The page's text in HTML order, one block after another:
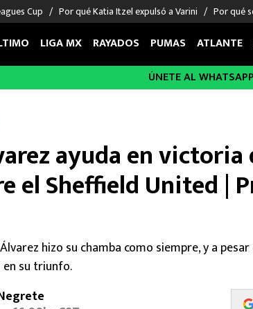
Cup Por qué Katia Itzel expulsó a Varini Por qué
MEXICANOS EN EL EXTRANJERO
Memo Ochoa
Chino Huerta
Edson Álvarez
LIGA MX RAYADOS PUMAS ATLANTE
ÚNETE AL
ayuda en victoria
el Sheffield United |
hizo su chamba como siempre, y a
en su triunfo.